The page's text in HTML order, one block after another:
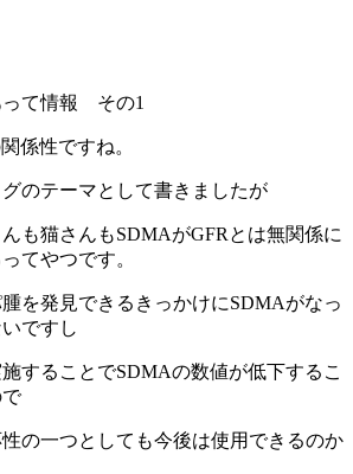
って情報 その1
係性ですね。
のテーマとして書きましたが
も猫さんもSDMAがGFRとは無関係に
てやつです。
を発見できるきっかけにSDMAがなっ
ですし
することでSDMAの数値が低下するこ
の一つとしても今後は使用できるのか